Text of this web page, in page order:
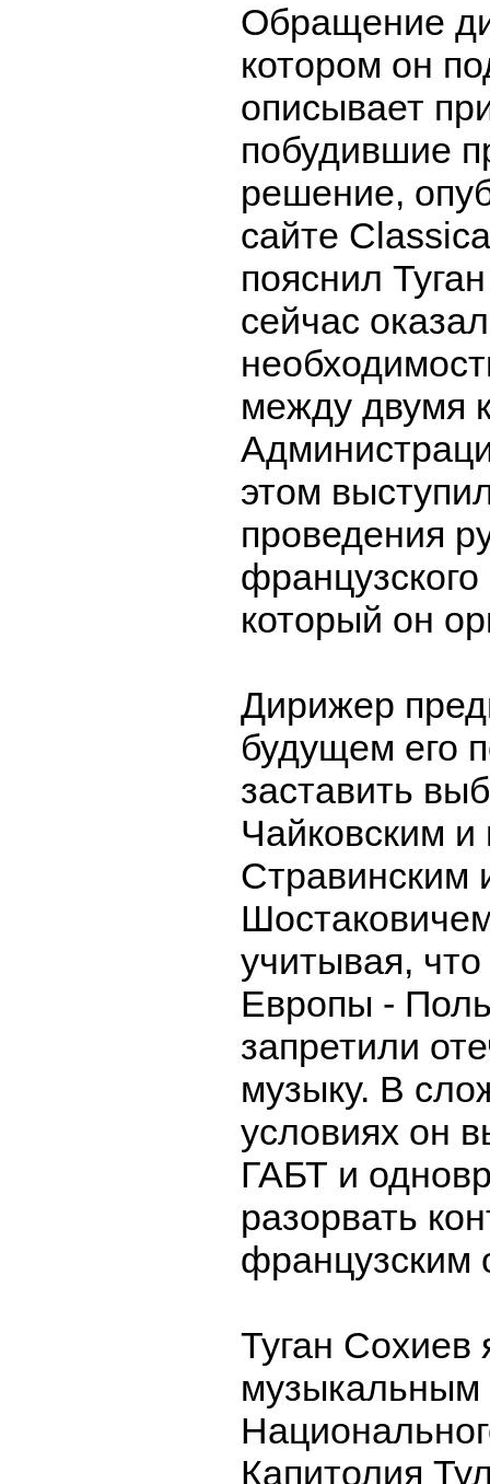
Обращение
котором он
описывает
побудившие
решение,
сайте
пояснил
сейчас
между двумя
этом
проведения
который он
Дирижер
будущем его
заставить
Чайковским
Стравинским
учитывая,
Европы -
запретили
музыку. В
условиях он
ГАБТ и
разорвать
французским
Туган Сохиев
музыкальным
Капитолия